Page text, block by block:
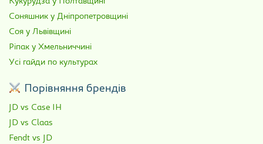
Соняшник у Дніпропетровщині
Соя у Львівщині
Ріпак у Хмельниччині
Усі гайди по культурах
Порівняння брендів
JD vs Case IH
JD vs Claas
Fendt vs JD